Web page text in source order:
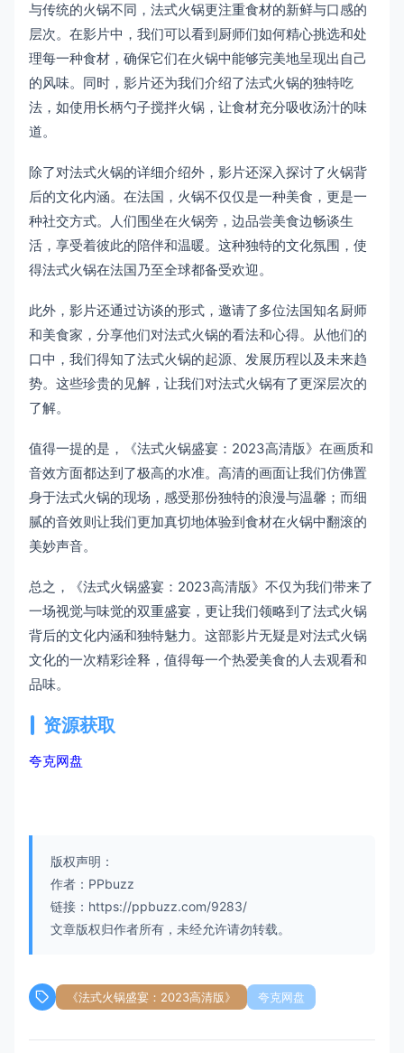
与传统的火锅不同，法式火锅更注重食材的新鲜与口感的
层次。在影片中，我们可以看到厨师们如何精心挑选和处
理每一种食材，确保它们在火锅中能够完美地呈现出自己
的风味。同时，影片还为我们介绍了法式火锅的独特吃
法，如使用长柄勺子搅拌火锅，让食材充分吸收汤汁的味
道。
除了对法式火锅的详细介绍外，影片还深入探讨了火锅背
后的文化内涵。在法国，火锅不仅仅是一种美食，更是一
种社交方式。人们围坐在火锅旁，边品尝美食边畅谈生
活，享受着彼此的陪伴和温暖。这种独特的文化氛围，使
得法式火锅在法国乃至全球都备受欢迎。
此外，影片还通过访谈的形式，邀请了多位法国知名厨师
和美食家，分享他们对法式火锅的看法和心得。从他们的
口中，我们得知了法式火锅的起源、发展历程以及未来趋
势。这些珍贵的见解，让我们对法式火锅有了更深层次的
了解。
值得一提的是，《法式火锅盛宴：2023高清版》在画质和
音效方面都达到了极高的水准。高清的画面让我们仿佛置
身于法式火锅的现场，感受那份独特的浪漫与温馨；而细
腻的音效则让我们更加真切地体验到食材在火锅中翻滚的
美妙声音。
总之，《法式火锅盛宴：2023高清版》不仅为我们带来了
一场视觉与味觉的双重盛宴，更让我们领略到了法式火锅
背后的文化内涵和独特魅力。这部影片无疑是对法式火锅
文化的一次精彩诠释，值得每一个热爱美食的人去观看和
品味。
资源获取
夸克网盘
版权声明：
作者：PPbuzz
链接：https://ppbuzz.com/9283/
文章版权归作者所有，未经允许请勿转载。
《法式火锅盛宴：2023高清版》 夸克网盘